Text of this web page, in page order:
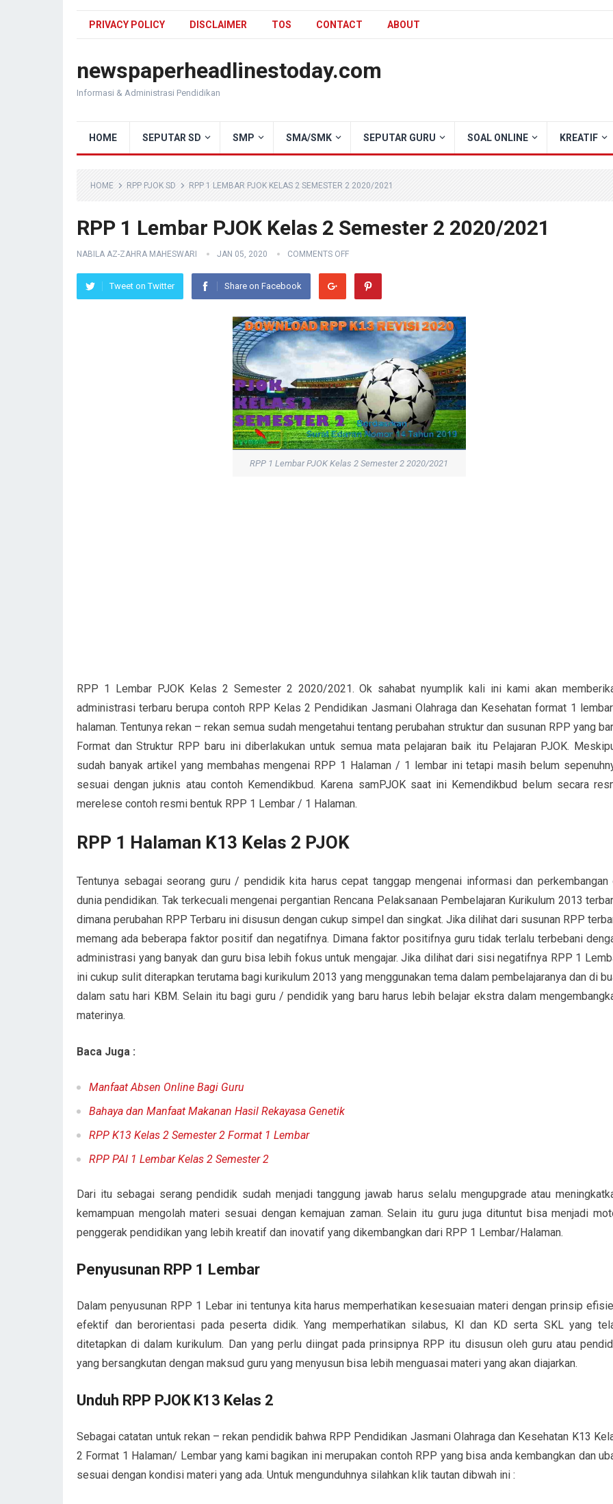
PRIVACY POLICY DISCLAIMER TOS CONTACT ABOUT
newspaperheadlinestoday.com
Informasi & Administrasi Pendidikan
HOME SEPUTAR SD SMP SMA/SMK SEPUTAR GURU SOAL ONLINE KREATIF
HOME RPP PJOK SD RPP 1 LEMBAR PJOK KELAS 2 SEMESTER 2 2020/2021
RPP 1 Lembar PJOK Kelas 2 Semester 2 2020/2021
NABILA AZ-ZAHRA MAHESWARI JAN 05, 2020 COMMENTS OFF
Tweet on Twitter Share on Facebook
RPP 1 Lembar PJOK Kelas 2 Semester 2 2020/2021
RPP 1 Lembar PJOK Kelas 2 Semester 2 2020/2021. Ok sahabat nyumplik kali ini kami akan
administrasi terbaru berupa contoh RPP Kelas 2 Pendidikan Jasmani Olahraga dan Kesehatan format 1
halaman. Tentunya rekan – rekan semua sudah mengetahui tentang perubahan struktur dan susunan RPP yang
Format dan Struktur RPP baru ini diberlakukan untuk semua mata pelajaran baik itu Pelajaran PJOK.
sudah banyak artikel yang membahas mengenai RPP 1 Halaman / 1 lembar ini tetapi masih belum
sesuai dengan juknis atau contoh Kemendikbud. Karena samPJOK saat ini Kemendikbud belum secara
merelese contoh resmi bentuk RPP 1 Lembar / 1 Halaman.
RPP 1 Halaman K13 Kelas 2 PJOK
Tentunya sebagai seorang guru / pendidik kita harus cepat tanggap mengenai informasi dan perkembangan
dunia pendidikan. Tak terkecuali mengenai pergantian Rencana Pelaksanaan Pembelajaran Kurikulum 2013
dimana perubahan RPP Terbaru ini disusun dengan cukup simpel dan singkat. Jika dilihat dari susunan RPP
memang ada beberapa faktor positif dan negatifnya. Dimana faktor positifnya guru tidak terlalu terbebani
administrasi yang banyak dan guru bisa lebih fokus untuk mengajar. Jika dilihat dari sisi negatifnya RPP 1
ini cukup sulit diterapkan terutama bagi kurikulum 2013 yang menggunakan tema dalam pembelajaranya dan di
dalam satu hari KBM. Selain itu bagi guru / pendidik yang baru harus lebih belajar ekstra dalam
materinya.
Baca Juga :
Manfaat Absen Online Bagi Guru
Bahaya dan Manfaat Makanan Hasil Rekayasa Genetik
RPP K13 Kelas 2 Semester 2 Format 1 Lembar
RPP PAI 1 Lembar Kelas 2 Semester 2
Dari itu sebagai serang pendidik sudah menjadi tanggung jawab harus selalu mengupgrade atau
kemampuan mengolah materi sesuai dengan kemajuan zaman. Selain itu guru juga dituntut bisa menjadi
penggerak pendidikan yang lebih kreatif dan inovatif yang dikembangkan dari RPP 1 Lembar/Halaman.
Penyusunan RPP 1 Lembar
Dalam penyusunan RPP 1 Lebar ini tentunya kita harus memperhatikan kesesuaian materi dengan prinsip
efektif dan berorientasi pada peserta didik. Yang memperhatikan silabus, KI dan KD serta SKL yang
ditetapkan di dalam kurikulum. Dan yang perlu diingat pada prinsipnya RPP itu disusun oleh guru atau
yang bersangkutan dengan maksud guru yang menyusun bisa lebih menguasai materi yang akan diajarkan.
Unduh RPP PJOK K13 Kelas 2
Sebagai catatan untuk rekan – rekan pendidik bahwa RPP Pendidikan Jasmani Olahraga dan Kesehatan K13
2 Format 1 Halaman/ Lembar yang kami bagikan ini merupakan contoh RPP yang bisa anda kembangkan dan
sesuai dengan kondisi materi yang ada. Untuk mengunduhnya silahkan klik tautan dibwah ini :